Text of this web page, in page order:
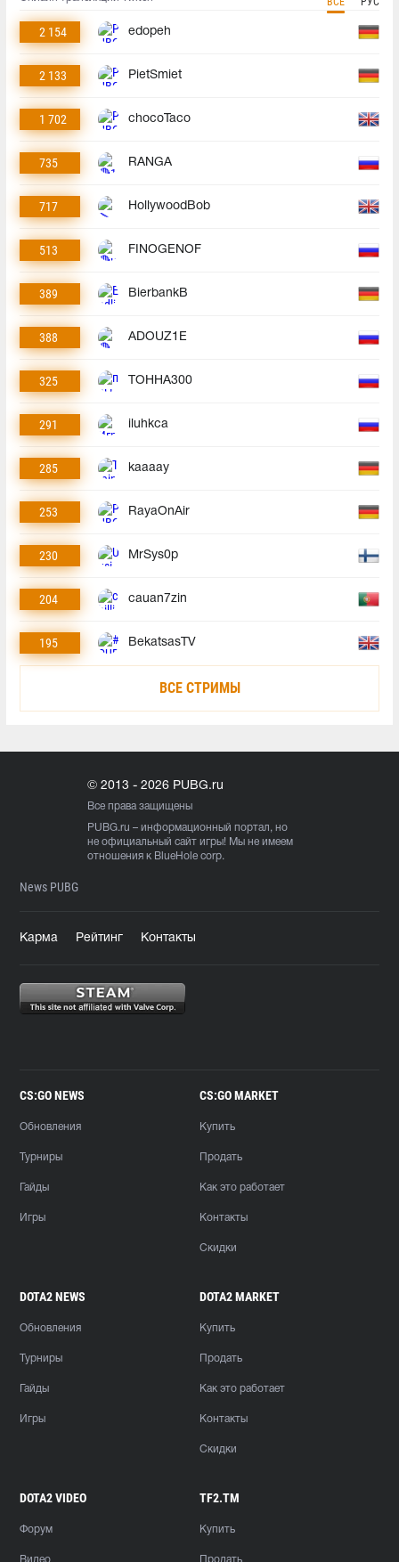
2 154 edopeh
2 133 PietSmiet
1 702 chocoTaco
735 RANGA
717 HollywoodBob
513 FINOGENOF
389 BierbankB
388 ADOUZ1E
325 TOHHA300
291 iluhkca
285 kaaaay
253 RayaOnAir
230 MrSys0p
204 cauan7zin
195 BekatsasTV
ВСЕ СТРИМЫ
© 2013 - 2026 PUBG.ru
Все права защищены
PUBG.ru – информационный портал, но
не официальный сайт игры! Мы не имеем
отношения к BlueHole corp.
News PUBG
Карма Рейтинг Контакты
CS:GO NEWS
Обновления
Турниры
Гайды
Игры
CS:GO MARKET
Купить
Продать
Как это работает
Контакты
Скидки
DOTA2 NEWS
Обновления
Турниры
Гайды
Игры
DOTA2 MARKET
Купить
Продать
Как это работает
Контакты
Скидки
DOTA2 VIDEO
Форум
Видео
TF2.TM
Купить
Продать